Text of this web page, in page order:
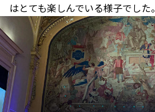
はとても楽しんでいる様子でした。